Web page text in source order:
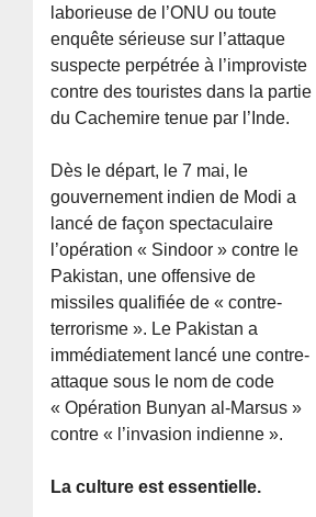
laborieuse de l’ONU ou toute
enquête sérieuse sur l’attaque
suspecte perpétrée à l’improviste
contre des touristes dans la partie
du Cachemire tenue par l’Inde.
Dès le départ, le 7 mai, le
gouvernement indien de Modi a
lancé de façon spectaculaire
l’opération « Sindoor » contre le
Pakistan, une offensive de
missiles qualifiée de « contre-
terrorisme ». Le Pakistan a
immédiatement lancé une contre-
attaque sous le nom de code
« Opération Bunyan al-Marsus »
contre « l’invasion indienne ».
La culture est essentielle.